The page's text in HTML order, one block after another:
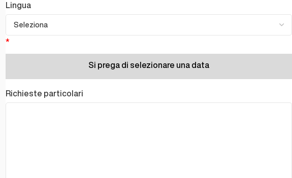
Lingua
*
Si prega di selezionare una data
Richieste particolari